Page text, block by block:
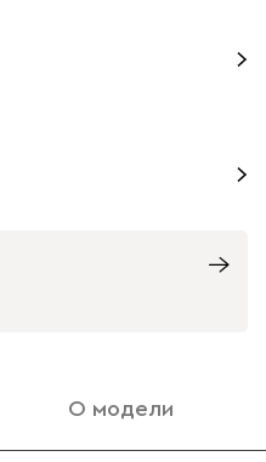
О модели